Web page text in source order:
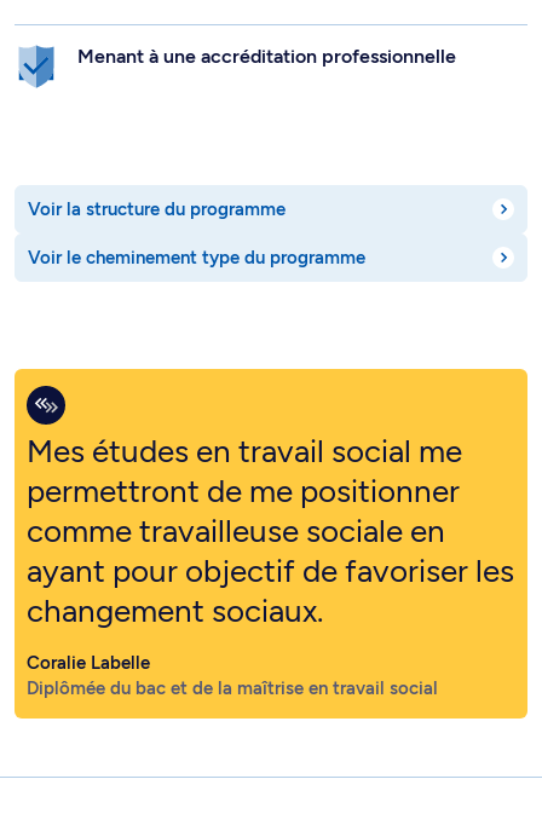
Menant à une accréditation professionnelle
Voir la structure du programme
Voir le cheminement type du programme
Mes études en travail social me
permettront de me positionner
comme travailleuse sociale en
ayant pour objectif de favoriser les
changement sociaux.
Coralie Labelle
Diplômée du bac et de la maîtrise en travail social